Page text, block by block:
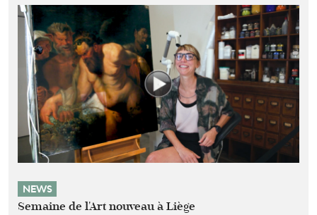
NEWS
Semaine de l'Art nouveau à Liège